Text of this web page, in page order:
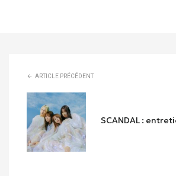
ARTICLE PRÉCÉDENT
SCANDAL :